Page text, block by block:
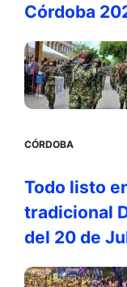
Córdoba
CÓRDOBA
Todo listo
tradicional
del 20 de